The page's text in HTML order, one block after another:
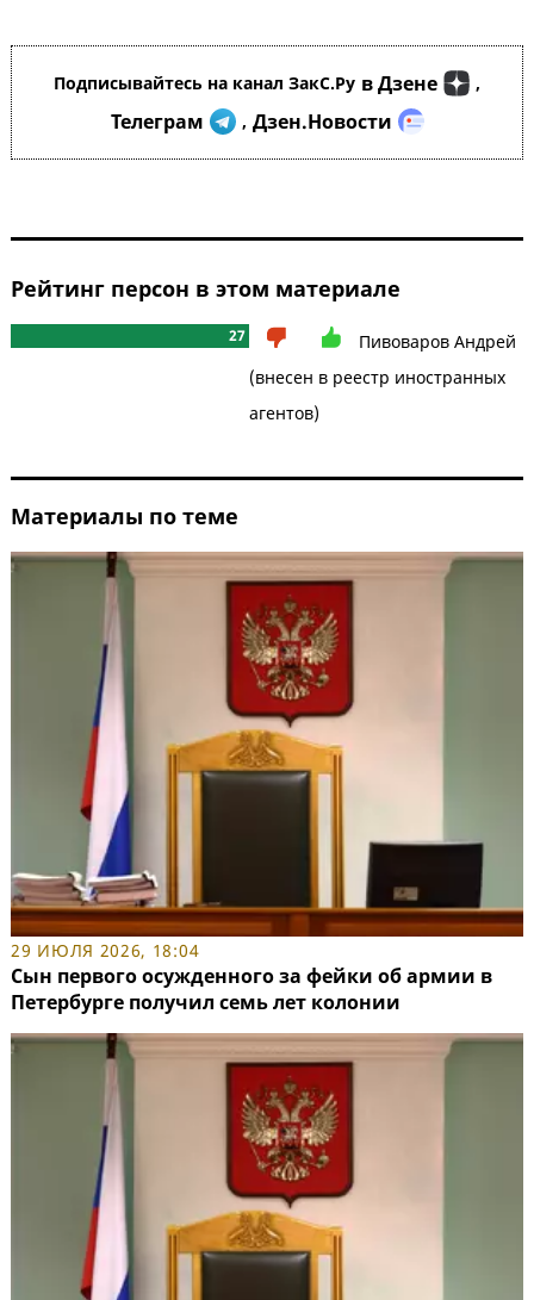
Подписывайтесь на канал ЗакС.Ру в Дзене ,
Телеграм , Дзен.Новости
Рейтинг персон в этом материале
27
Пивоваров Андрей
(внесен в реестр иностранных
агентов)
Материалы по теме
29 ИЮЛЯ 2026, 18:04
Сын первого осужденного за фейки об армии в
Петербурге получил семь лет колонии